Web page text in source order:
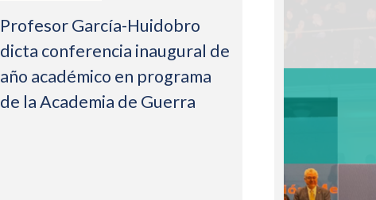
Profesor García-Huidobro
dicta conferencia inaugural de
año académico en programa
de la Academia de Guerra